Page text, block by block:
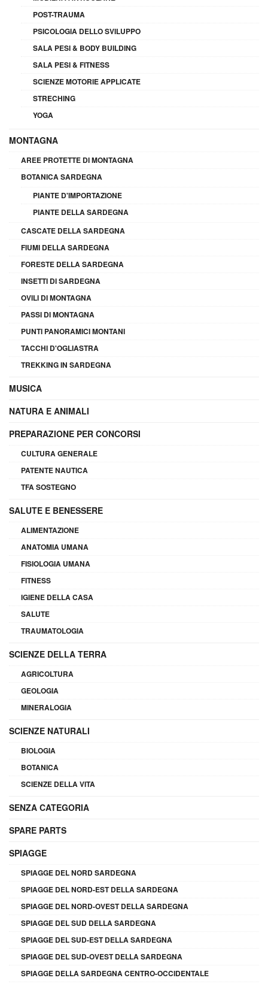
POST-TRAUMA
PSICOLOGIA DELLO SVILUPPO
SALA PESI & BODY BUILDING
SALA PESI & FITNESS
SCIENZE MOTORIE APPLICATE
STRECHING
YOGA
MONTAGNA
AREE PROTETTE DI MONTAGNA
BOTANICA SARDEGNA
PIANTE D'IMPORTAZIONE
PIANTE DELLA SARDEGNA
CASCATE DELLA SARDEGNA
FIUMI DELLA SARDEGNA
FORESTE DELLA SARDEGNA
INSETTI DI SARDEGNA
OVILI DI MONTAGNA
PASSI DI MONTAGNA
PUNTI PANORAMICI MONTANI
TACCHI D'OGLIASTRA
TREKKING IN SARDEGNA
MUSICA
NATURA E ANIMALI
PREPARAZIONE PER CONCORSI
CULTURA GENERALE
PATENTE NAUTICA
TFA SOSTEGNO
SALUTE E BENESSERE
ALIMENTAZIONE
ANATOMIA UMANA
FISIOLOGIA UMANA
FITNESS
IGIENE DELLA CASA
SALUTE
TRAUMATOLOGIA
SCIENZE DELLA TERRA
AGRICOLTURA
GEOLOGIA
MINERALOGIA
SCIENZE NATURALI
BIOLOGIA
BOTANICA
SCIENZE DELLA VITA
SENZA CATEGORIA
SPARE PARTS
SPIAGGE
SPIAGGE DEL NORD SARDEGNA
SPIAGGE DEL NORD-EST DELLA SARDEGNA
SPIAGGE DEL NORD-OVEST DELLA SARDEGNA
SPIAGGE DEL SUD DELLA SARDEGNA
SPIAGGE DEL SUD-EST DELLA SARDEGNA
SPIAGGE DEL SUD-OVEST DELLA SARDEGNA
SPIAGGE DELLA SARDEGNA CENTRO-OCCIDENTALE